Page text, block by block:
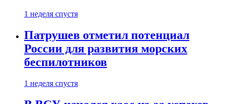
1 неделя спустя
Патрушев отметил потенциал
России для развития морских
беспилотников
1 неделя спустя